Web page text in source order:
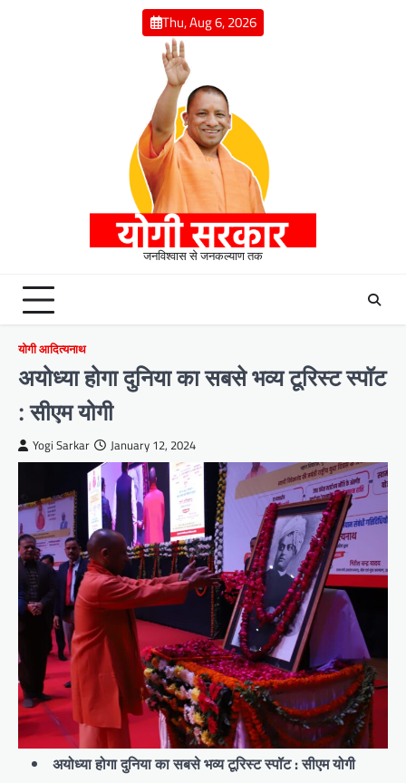
Thu, Aug 6, 2026
जनविश्वास से जनकल्याण तक
योगी आदित्यनाथ
अयोध्या होगा दुनिया का सबसे भव्य टूरिस्ट स्पॉट
: सीएम योगी
Yogi Sarkar January 12, 2024
अयोध्या होगा दुनिया का सबसे भव्य टूरिस्ट स्पॉट : सीएम योगी